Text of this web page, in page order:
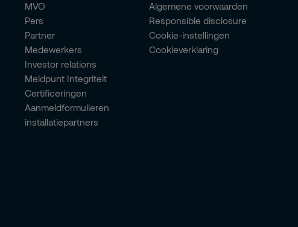
MVO
Pers
Partner
Medewerkers
Investor relations
Meldpunt Integriteit
Certificeringen
Aanmeldformulieren
installatiepartners
Algemene voorwaarden
Responsible disclosure
Cookie-instellingen
Cookieverklaring